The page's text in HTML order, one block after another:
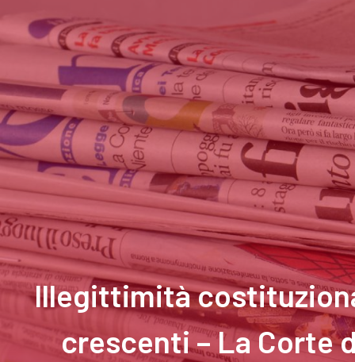
Illegittimità
crescenti – La Corte